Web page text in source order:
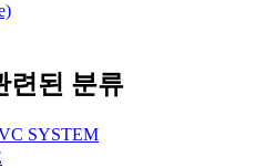
련된 분류
SYSTEM